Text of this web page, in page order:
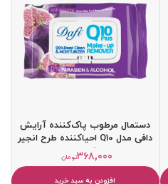
دستمال مرطوب پاک‌کننده آرایش
دافی مدل Q10 احیاکننده طرح انجیر
50 عددی
تومان۳۶۸,۰۰۰
افزودن به سبد خرید